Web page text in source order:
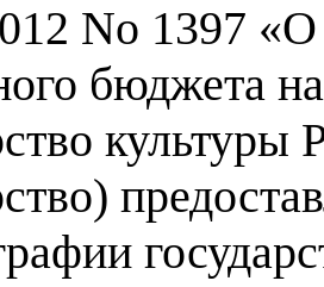
No 1397 «О
бюджета
культуры
)